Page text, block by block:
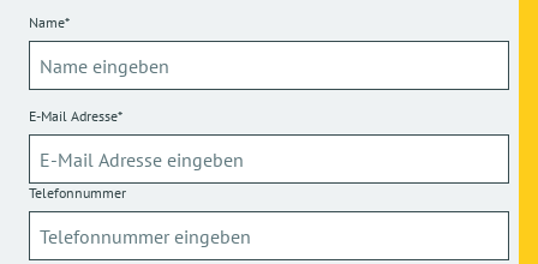
Name*
E-Mail Adresse*
Telefonnummer